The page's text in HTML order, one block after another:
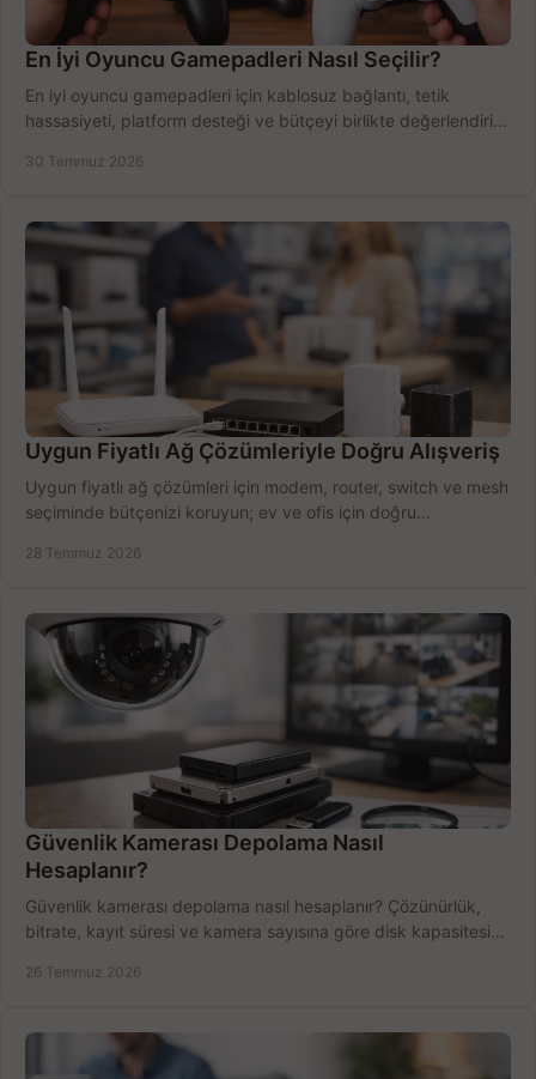
En İyi Oyuncu Gamepadleri Nasıl Seçilir?
En iyi oyuncu gamepadleri için kablosuz bağlantı, tetik
hassasiyeti, platform desteği ve bütçeyi birlikte değerlendirin;
30 Temmuz 2026
Uygun Fiyatlı Ağ Çözümleriyle Doğru Alışveriş
Uygun fiyatlı ağ çözümleri için modem, router, switch ve mesh
seçiminde bütçenizi koruyun; ev ve ofis için doğru
28 Temmuz 2026
Güvenlik Kamerası Depolama Nasıl
Hesaplanır?
Güvenlik kamerası depolama nasıl hesaplanır? Çözünürlük,
bitrate, kayıt süresi ve kamera sayısına göre disk kapasitesini
26 Temmuz 2026